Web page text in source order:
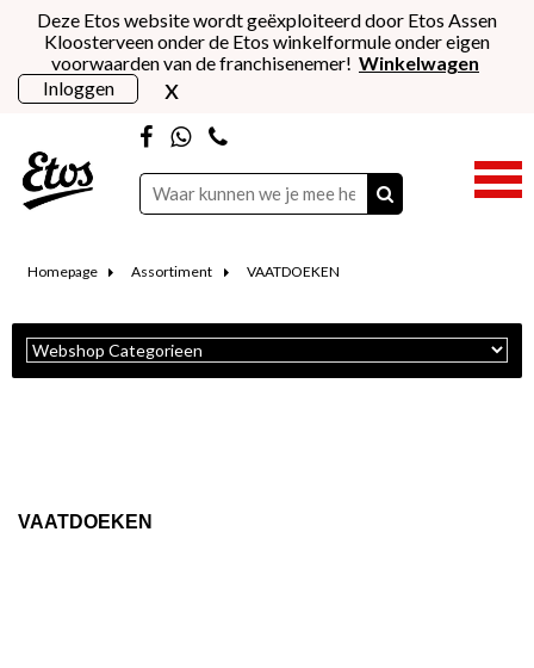
Deze Etos website wordt geëxploiteerd door Etos Assen
Kloosterveen onder de Etos winkelformule onder eigen
voorwaarden van de franchisenemer! Winkelwagen
Inloggen
x
Homepage Assortiment VAATDOEKEN
VAATDOEKEN